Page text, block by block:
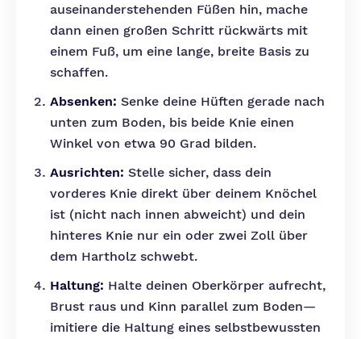
auseinanderstehenden Füßen hin, mache
dann einen großen Schritt rückwärts mit
einem Fuß, um eine lange, breite Basis zu
schaffen.
Absenken: Senke deine Hüften gerade nach
unten zum Boden, bis beide Knie einen
Winkel von etwa 90 Grad bilden.
Ausrichten: Stelle sicher, dass dein
vorderes Knie direkt über deinem Knöchel
ist (nicht nach innen abweicht) und dein
hinteres Knie nur ein oder zwei Zoll über
dem Hartholz schwebt.
Haltung: Halte deinen Oberkörper aufrecht,
Brust raus und Kinn parallel zum Boden—
imitiere die Haltung eines selbstbewussten